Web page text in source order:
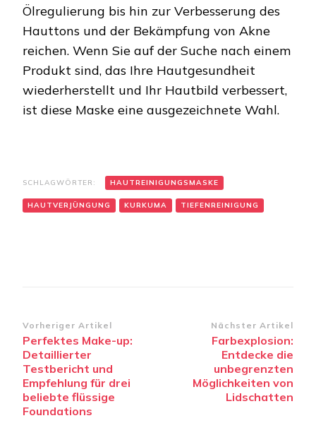
Ölregulierung bis hin zur Verbesserung des
Hauttons und der Bekämpfung von Akne
reichen. Wenn Sie auf der Suche nach einem
Produkt sind, das Ihre Hautgesundheit
wiederherstellt und Ihr Hautbild verbessert,
ist diese Maske eine ausgezeichnete Wahl.
SCHLAGWÖRTER: HAUTREINIGUNGSMASKE
HAUTVERJÜNGUNG KURKUMA TIEFENREINIGUNG
Beitragsnavigation
Vorheriger Artikel
Perfektes Make-up:
Detaillierter
Testbericht und
Empfehlung für drei
beliebte flüssige
Foundations
Nächster Artikel
Farbexplosion:
Entdecke die
unbegrenzten
Möglichkeiten von
Lidschatten